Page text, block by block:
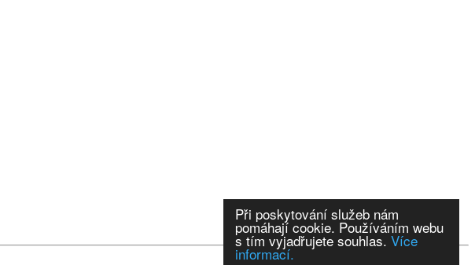
Při poskytování služeb nám
pomáhají cookie. Používáním webu
s tím vyjadřujete souhlas. Více
informací.